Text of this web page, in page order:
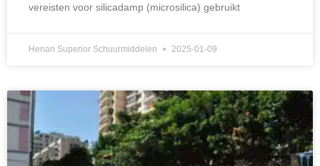
vereisten voor silicadamp (microsilica) gebruikt
Henan Superior Schuurmiddelen 2025-01-09